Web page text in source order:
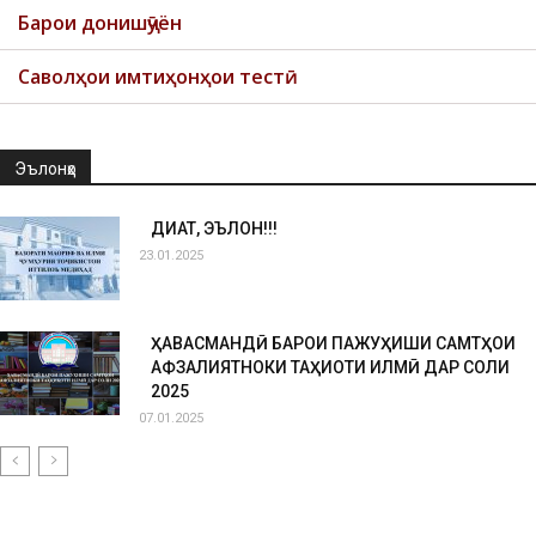
Барои донишҷӯён
Саволҳои имтиҳонҳои тестӣ
Эълонҳо
ДИҚҚАТ, ЭЪЛОН!!!
23.01.2025
ҲАВАСМАНДӢ БАРОИ ПАЖУҲИШИ САМТҲОИ
АФЗАЛИЯТНОКИ ТАҲҚИҚОТИ ИЛМӢ ДАР СОЛИ
2025
07.01.2025